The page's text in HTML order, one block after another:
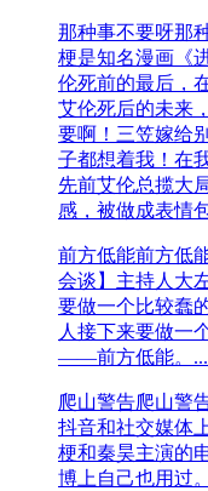
那种事不要呀那
梗是知名‌‌‌‌‌‌‌‌‌‌漫画《
伦死前的最后，
艾伦死后的未来
要啊！三笠嫁给
子都想着我！在
先前艾伦总揽大
感，被做成表情
前方低能前方低
会谈】主持人大
要做一个比较蠢
人接下来要做一
——前方低能。
爬山警告爬山警
抖音和社交媒体
梗和秦昊主演的
博上自己也用过